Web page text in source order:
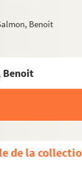
Benoit
Benoit
de la